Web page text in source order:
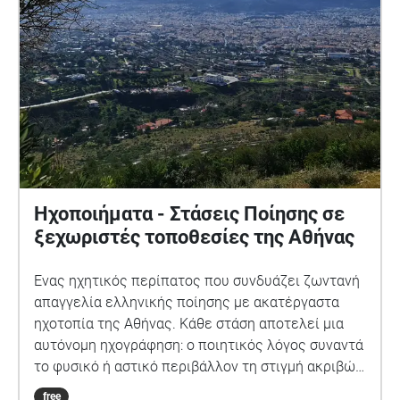
μονοπάτια. Το έργο δεν έχει εμπορική χρήση. Οι
ήχοι έχουν συλλεχθεί από το αρχείο www.xeno-
canto.org, τα δικαιώματα ανήκουν στην ιστοσελίδα
και τους συλλέκτες ήχων που αναφέρονται
ονομαστικά μετά από κάθε επιστημονική ονομασία
πτηνού. Ευχαριστούμε την Ελληνική Ορνιθολογική
Εταιρεία για τις χρήσιμες πληροφορίες κατά τη
διάρκεια της έρευνας. www.leapetrou.info
Ηχοποιήματα - Στάσεις Ποίησης σε
ξεχωριστές τοποθεσίες της Αθήνας
Ένας ηχητικός περίπατος που συνδυάζει ζωντανή
απαγγελία ελληνικής ποίησης με ακατέργαστα
ηχοτοπία της Αθήνας. Κάθε στάση αποτελεί μια
αυτόνομη ηχογράφηση: ο ποιητικός λόγος συναντά
το φυσικό ή αστικό περιβάλλον τη στιγμή ακριβώς
που συμβαίνει. Δεν υπάρχει στούντιο, δεν υπάρχει
free